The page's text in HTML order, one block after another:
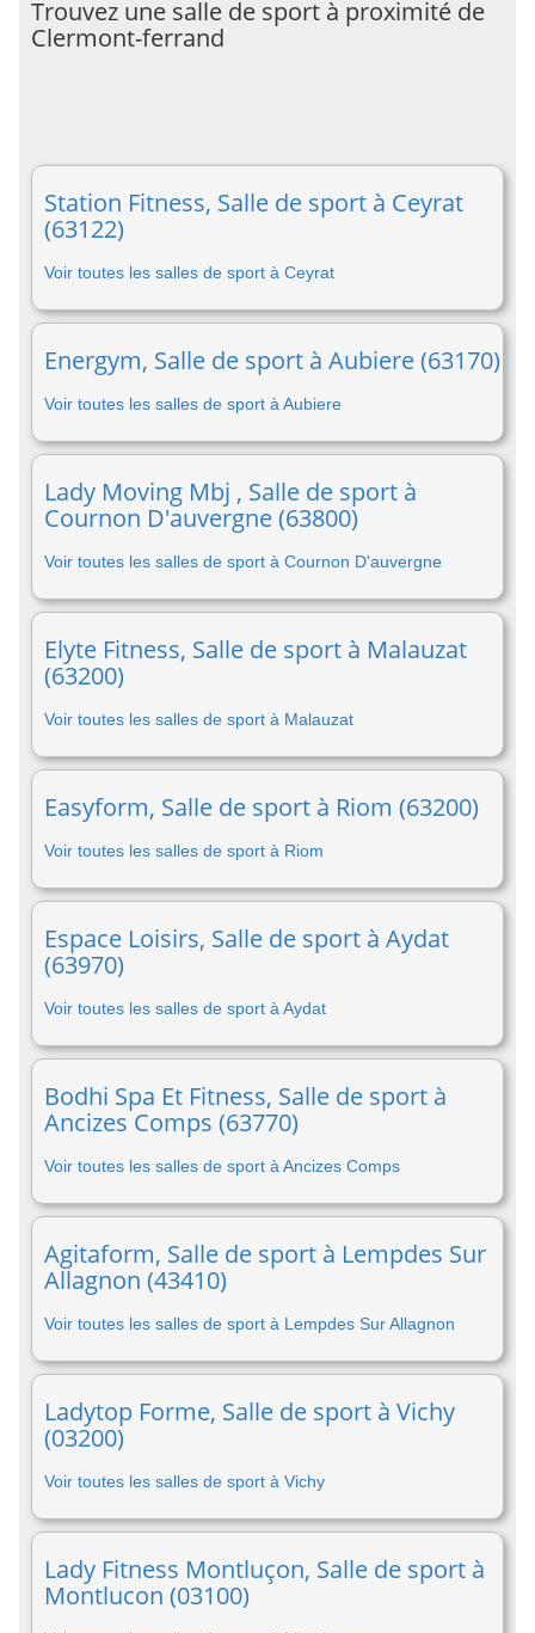
Trouvez une salle de sport à proximité de
Clermont-ferrand
Station Fitness, Salle de sport à Ceyrat
(63122)
Voir toutes les salles de sport à Ceyrat
Energym, Salle de sport à Aubiere (63170)
Voir toutes les salles de sport à Aubiere
Lady Moving Mbj , Salle de sport à
Cournon D'auvergne (63800)
Voir toutes les salles de sport à Cournon D'auvergne
Elyte Fitness, Salle de sport à Malauzat
(63200)
Voir toutes les salles de sport à Malauzat
Easyform, Salle de sport à Riom (63200)
Voir toutes les salles de sport à Riom
Espace Loisirs, Salle de sport à Aydat
(63970)
Voir toutes les salles de sport à Aydat
Bodhi Spa Et Fitness, Salle de sport à
Ancizes Comps (63770)
Voir toutes les salles de sport à Ancizes Comps
Agitaform, Salle de sport à Lempdes Sur
Allagnon (43410)
Voir toutes les salles de sport à Lempdes Sur Allagnon
Ladytop Forme, Salle de sport à Vichy
(03200)
Voir toutes les salles de sport à Vichy
Lady Fitness Montluçon, Salle de sport à
Montlucon (03100)